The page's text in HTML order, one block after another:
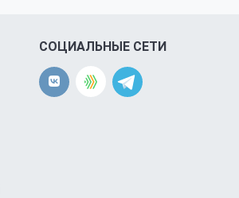
СОЦИАЛЬНЫЕ СЕТИ